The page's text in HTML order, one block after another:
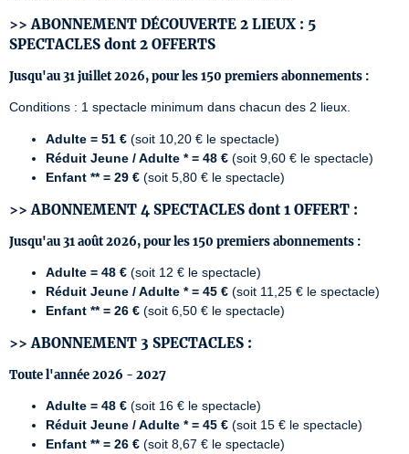
>> ABONNEMENT DÉCOUVERTE 2 LIEUX : 5
SPECTACLES dont 2 OFFERTS
Jusqu'au 31 juillet 2026, pour les 150 premiers abonnements :
Conditions : 1 spectacle minimum dans chacun des 2 lieux.
Adulte = 51 € (soit 10,20 € le spectacle)
Réduit Jeune / Adulte * = 48 € (soit 9,60 € le spectacle)
Enfant ** = 29 € (soit 5,80 € le spectacle)
>> ABONNEMENT 4 SPECTACLES dont 1 OFFERT :
Jusqu'au 31 août 2026, pour les 150 premiers abonnements :
Adulte = 48 € (soit 12 € le spectacle)
Réduit Jeune / Adulte * = 45 € (soit 11,25 € le spectacle)
Enfant ** = 26 € (soit 6,50 € le spectacle)
>>ABONNEMENT 3 SPECTACLES :
Toute l'année 2026 - 2027
Adulte = 48 € (soit 16 € le spectacle)
Réduit Jeune / Adulte * = 45 € (soit 15 € le spectacle)
Enfant ** = 26 € (soit 8,67 € le spectacle)